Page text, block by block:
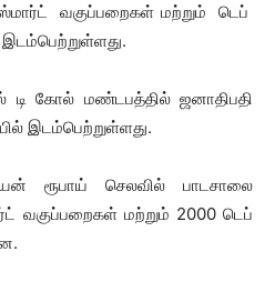
வகுப்பறைகள் மற்றும் டெப்
டி கோல் மண்டபத்தில் ஜனாதிபதி
இடம்பெற்றுள்ளது.
ரூபாய் செலவில் பாடசாலை
வகுப்பறைகள் மற்றும் 2000 டெப்